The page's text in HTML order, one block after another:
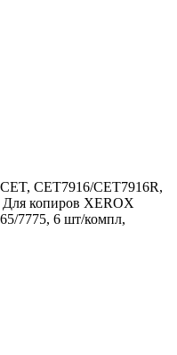
CET7916/CET7916R,
копиров XEROX
7775, 6 шт/компл,